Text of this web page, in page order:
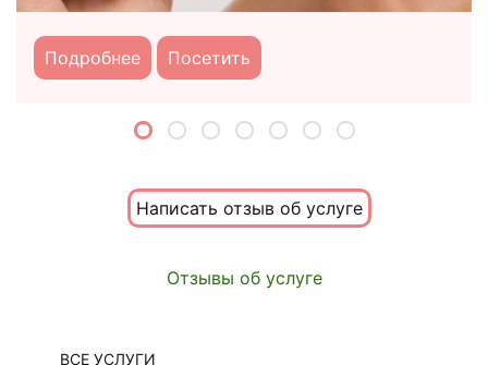
Подробнее Посетить
Написать отзыв об услуге
Отзывы об услуге
ВСЕ УСЛУГИ